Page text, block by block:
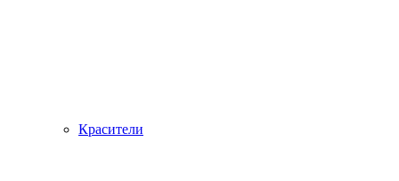
Красители